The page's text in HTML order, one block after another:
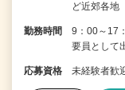
ど近郊各地
勤務時間
9：00～17
要員として
応募資格 未経験者歓